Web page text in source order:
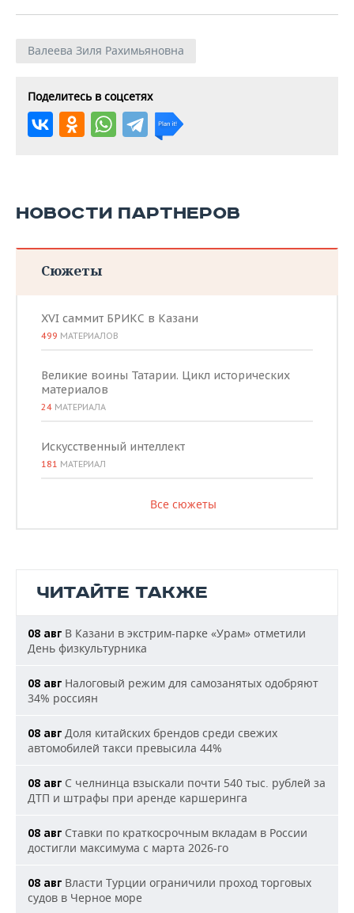
Валеева Зиля Рахимьяновна
Поделитесь в соцсетях
НОВОСТИ ПАРТНЕРОВ
Сюжеты
XVI саммит БРИКС в Казани
499 МАТЕРИАЛОВ
Великие воины Татарии. Цикл исторических
материалов
24 МАТЕРИАЛА
Искусственный интеллект
181 МАТЕРИАЛ
Все сюжеты
ЧИТАЙТЕ ТАКЖЕ
08 авг В Казани в экстрим-парке «Урам» отметили
День физкультурника
08 авг Налоговый режим для самозанятых одобряют
34% россиян
08 авг Доля китайских брендов среди свежих
автомобилей такси превысила 44%
08 авг С челнинца взыскали почти 540 тыс. рублей за
ДТП и штрафы при аренде каршеринга
08 авг Ставки по краткосрочным вкладам в России
достигли максимума с марта 2026-го
08 авг Власти Турции ограничили проход торговых
судов в Черное море